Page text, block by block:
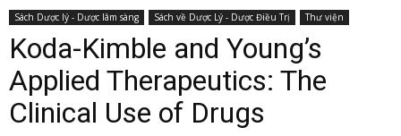
Sách Dược lý - Dược lâm sàng Sách về Dược Lý - Dược Điều Trị Thư viện
Koda-Kimble and Young’s
Applied Therapeutics: The
Clinical Use of Drugs